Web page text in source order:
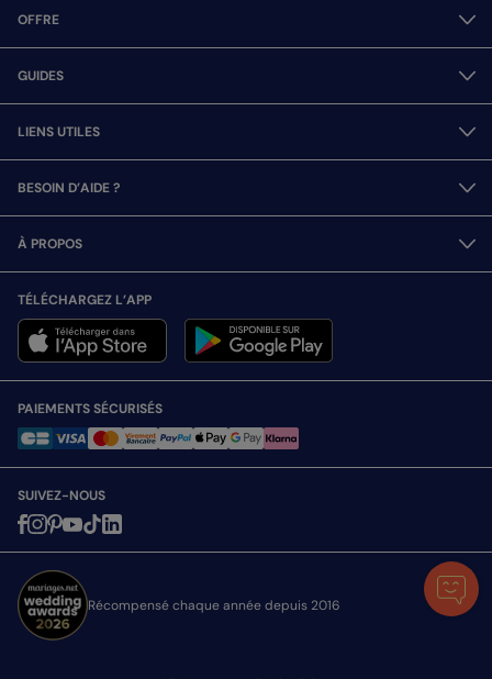
OFFRE
GUIDES
LIENS UTILES
BESOIN D’AIDE ?
À PROPOS
TÉLÉCHARGEZ L’APP
PAIEMENTS SÉCURISÉS
SUIVEZ-NOUS
Récompensé chaque année depuis 2016